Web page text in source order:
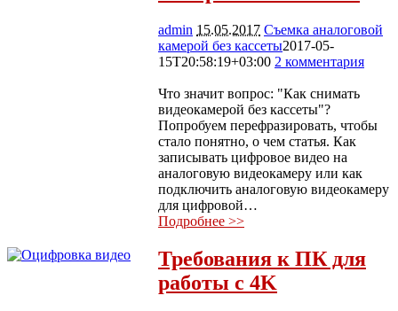
admin 15.05.2017 Съемка аналоговой
камерой без кассеты2017-05-
15T20:58:19+03:00 2 комментария
Что значит вопрос: "Как снимать
видеокамерой без кассеты"?
Попробуем перефразировать, чтобы
стало понятно, о чем статья. Как
записывать цифровое видео на
аналоговую видеокамеру или как
подключить аналоговую видеокамеру
для цифровой…
Подробнее >>
Требования к ПК для
работы с 4K